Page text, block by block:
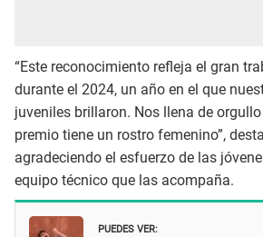
“Este reconocimiento refleja el gran
durante el 2024, un año en el que
juveniles brillaron. Nos llena de
premio tiene un rostro femenino”,
agradeciendo el esfuerzo de las
equipo técnico que las acompaña.
PUEDES VER: